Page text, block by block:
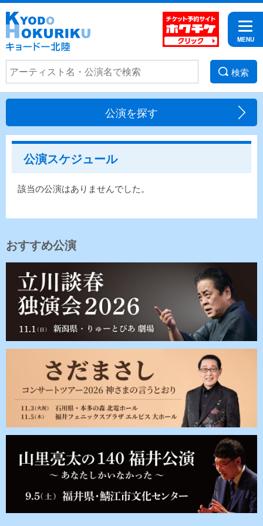
検索
公演を探す
公演スケジュール
該当の公演はありませんでした。
おすすめ公演